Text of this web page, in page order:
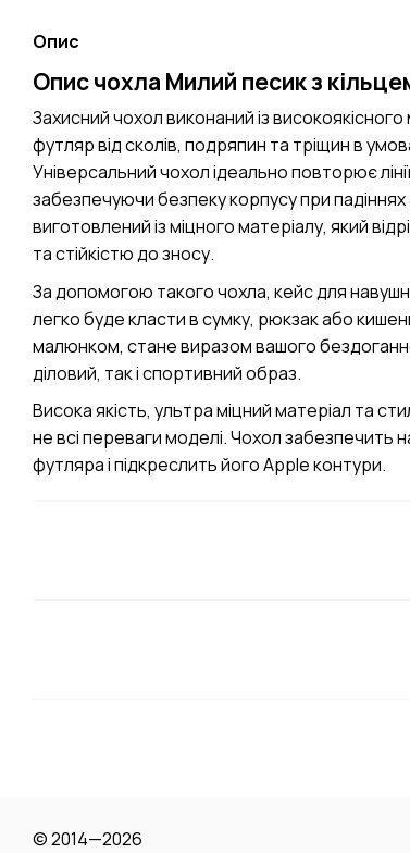
Опис
Опис чохла Милий песик з
Захисний чохол виконаний із
футляр від сколів, подряпин та тріщин в
Універсальний чохол ідеально повторює
забезпечуючи безпеку корпусу при
виготовлений із міцного матеріалу, який
та стійкістю до зносу.
За допомогою такого чохла, кейс для
легко буде класти в сумку, рюкзак або
малюнком, стане виразом вашого
діловий, так і спортивний образ.
Висока якість, ультра міцний матеріал та
не всі переваги моделі. Чохол забезпечить
футляра і підкреслить його Apple контури.
© 2014—2026